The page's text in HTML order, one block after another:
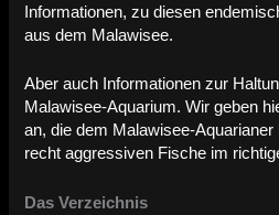
Informationen, zu diesen
aus dem Malawisee.
Aber auch Informationen zur
Malawisee-Aquarium. Wir geben
an, die dem Malawisee-
recht aggressiven Fische im
Das Verzeichnis